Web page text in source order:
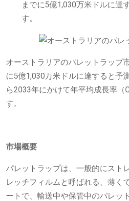
までに5億1,030万米ドルに達
す。
オーストラリアのパレットラップ
に5億1,030万米ドルに達すると予
ら2033年にかけて年平均成長率（
す。
市場概要
パレットラップは、一般的にスト
レッチフィルムと呼ばれる、薄く
ートで、輸送中や保管中のパレッ